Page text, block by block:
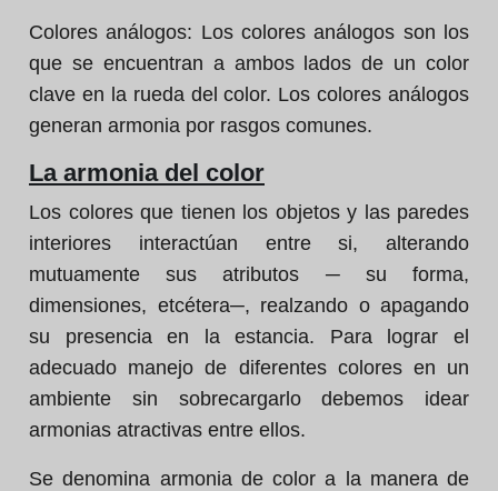
Colores análogos: Los colores análogos son los
que se encuentran a ambos lados de un color
clave en la rueda del color. Los colores análogos
generan armonia por rasgos comunes.
La armonia del color
Los colores que tienen los objetos y las paredes
interiores interactúan entre si, alterando
mutuamente sus atributos ─ su forma,
dimensiones, etcétera─, realzando o apagando
su presencia en la estancia. Para lograr el
adecuado manejo de diferentes colores en un
ambiente sin sobrecargarlo debemos idear
armonias atractivas entre ellos.
Se denomina armonia de color a la manera de